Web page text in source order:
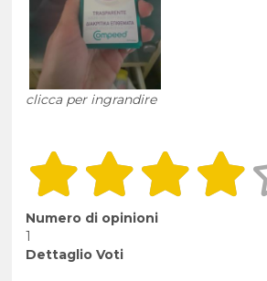
clicca per ingrandire
Numero di opinioni
1
Dettaglio Voti